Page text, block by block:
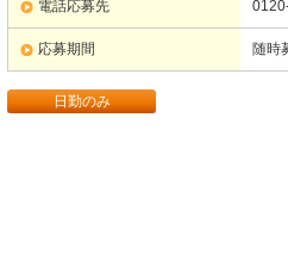
電話応募先
応募期間 随時
日勤のみ